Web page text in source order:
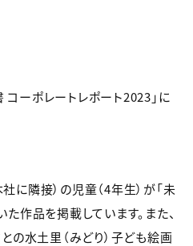
ーポレートレポート2023」に
に隣接）の児童（4年生）が「未
作品を掲載しています。また、
の水土里（みどり）子ども絵画